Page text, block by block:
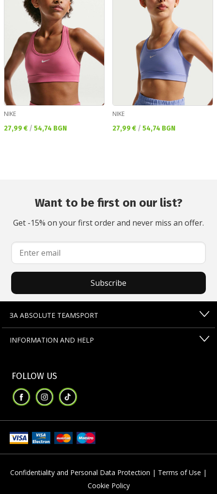
NIKE
Текуща цена:
27,99 € / 54,74 BGN
NIKE
Текуща цена:
27,99 € / 54,74 BGN
Want to be first on our list?
Get -15% on your first order and never miss an offer.
Subscribe
ЗА ABSOLUTE TEAMSPORT
INFORMATION AND HELP
FOLLOW US
Confidentiality and Personal Data Protection | Terms of Use |
Cookie Policy